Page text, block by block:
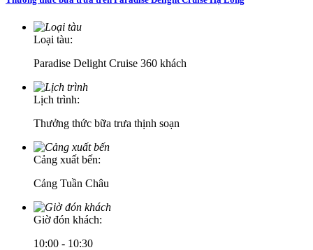
Loại tàu:
Paradise Delight Cruise 360 khách
Lịch trình:
Thưởng thức bữa trưa thịnh soạn
Cảng xuất bến:
Cảng Tuần Châu
Giờ đón khách:
10:00 - 10:30